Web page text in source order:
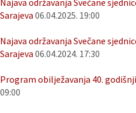
Najava održavanja Svečane
Sarajeva 06.04.2025. 19:00
Najava održavanja Svečane
Sarajeva 06.04.2024. 17:30
Program obilježavanja 40.
09:00